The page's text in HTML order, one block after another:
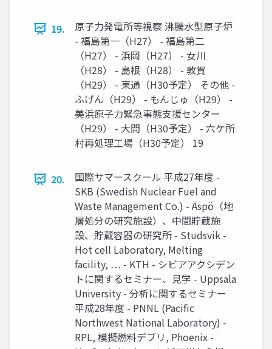
19.
原子力発電所等視察 沸騰水型原子炉
- 福島第一（H27） - 福島第二
（H27） - 浜岡（H27） - 女川
（H28） - 島根（H28） - 敦賀
（H29） - 東通（H30予定） その他 -
ふげん（H29） - もんじゅ（H29） -
美浜原子力緊急事態支援センター
（H29） - 大間（H30予定） - 六ケ所
村再処理工場（H30予定） 19
20.
国際サマースクール 平成27年度 -
SKB (Swedish Nuclear Fuel and
Waste Management Co.) - Äspö（地
層処分の研究施設）、中間貯蔵施
設、貯蔵容器の研究所 - Studsvik -
Hot cell Laboratory, Melting
facility, … - KTH - シビアアクシデン
トに関するセミナー、見学 - Uppsala
University - 分析に関するセミナー
平成28年度 - PNNL (Paciﬁc
Northwest National Laboratory) -
RPL, 模擬燃料デブリ, Phoenix -